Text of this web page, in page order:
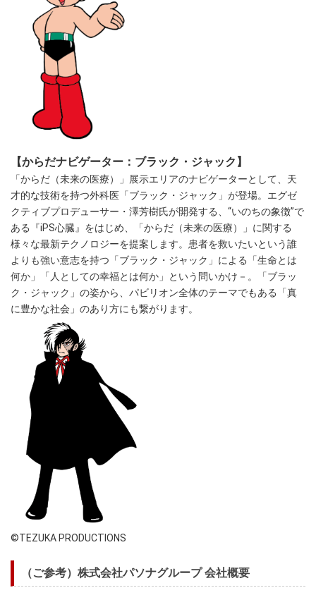
【からだナビゲーター：ブラック・ジャック】
「からだ（未来の医療）」展示エリアのナビゲーターとして、天
才的な技術を持つ外科医「ブラック・ジャック」が登場。エグゼ
クティブプロデューサー・澤芳樹氏が開発する、“いのちの象徴”で
ある『iPS心臓』をはじめ、「からだ（未来の医療）」に関する
様々な最新テクノロジーを提案します。患者を救いたいという誰
よりも強い意志を持つ「ブラック・ジャック」による「生命とは
何か」「人としての幸福とは何か」という問いかけ－。「ブラッ
ク・ジャック」の姿から、パビリオン全体のテーマでもある「真
に豊かな社会」のあり方にも繋がります。
©TEZUKA PRODUCTIONS
（ご参考）株式会社パソナグループ 会社概要